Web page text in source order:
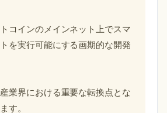
コインのメインネット上でスマ
を実行可能にする画期的な開発
業界における重要な転換点とな
す。